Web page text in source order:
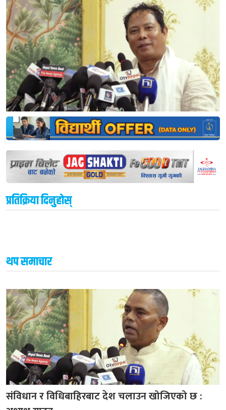
प्रतिक्रिया दिनुहोस्
थप समाचार
संविधान र विधिबाहिरबाट देश चलाउन खोजिएको छ :